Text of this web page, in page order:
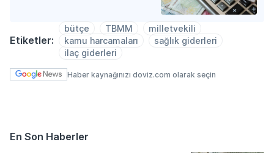
Etiketler:
bütçe TBMM
milletvekili
kamu harcamaları
sağlık giderleri
ilaç giderleri
Haber kaynağınızı doviz.com olarak seçin
En Son Haberler